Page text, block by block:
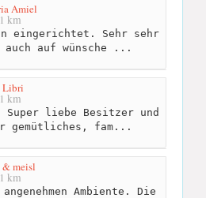
Amiel
km
eingerichtet. Sehr sehr
auf wünsche ...
Libri
km
Super liebe Besitzer und
gemütliches, fam...
& meisl
km
Ambiente. Die